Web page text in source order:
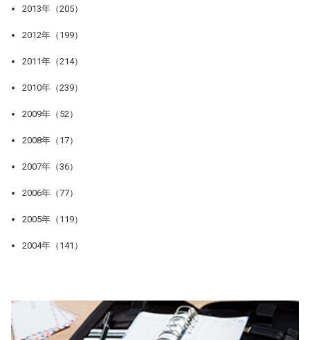
2013年（205）
2012年（199）
2011年（214）
2010年（239）
2009年（52）
2008年（17）
2007年（36）
2006年（77）
2005年（119）
2004年（141）